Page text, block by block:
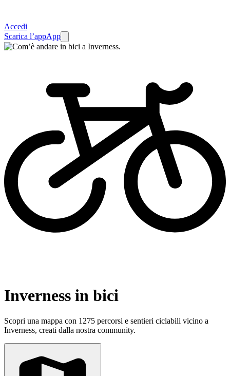
Accedi
Scarica l’appApp
Inverness in bici
Scopri una mappa con 1275 percorsi e sentieri ciclabili vicino a
Inverness, creati dalla nostra community.